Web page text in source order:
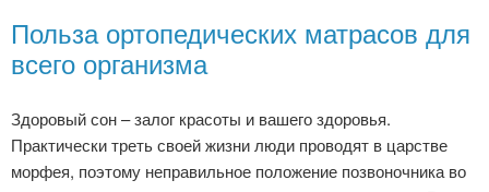
Польза ортопедических матрасов для
всего организма
Здоровый сон – залог красоты и вашего здоровья.
Практически треть своей жизни люди проводят в царстве
морфея, поэтому неправильное положение позвоночника во